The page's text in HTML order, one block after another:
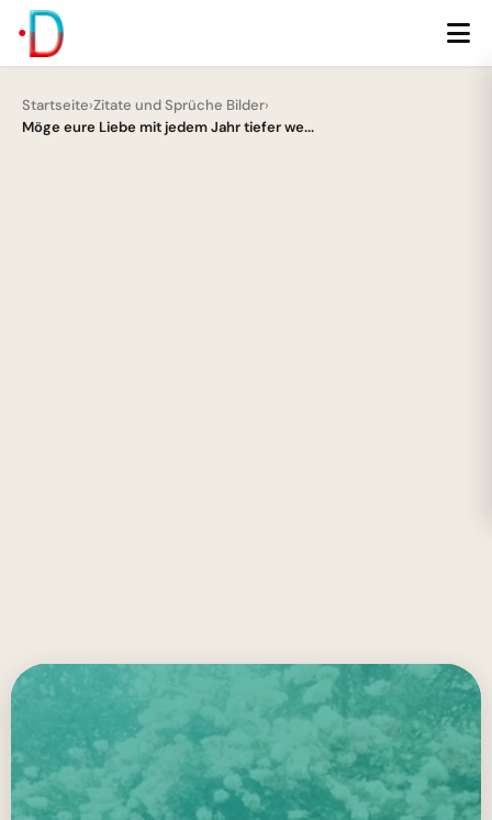
Startseite›Zitate und Sprüche Bilder›
Möge eure Liebe mit jedem Jahr tiefer we...